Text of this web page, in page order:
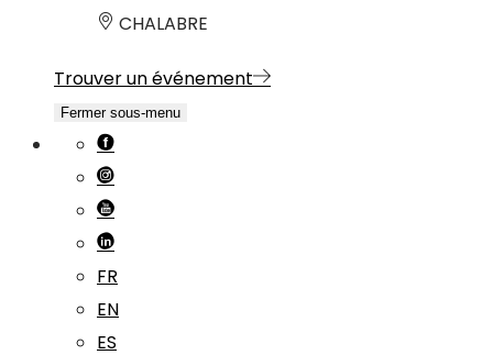
CHALABRE
Trouver un événement
Fermer sous-menu
FR
EN
ES